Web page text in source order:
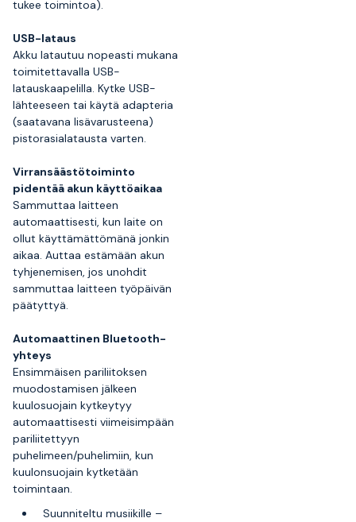
tukee toimintoa).
USB-lataus
Akku latautuu nopeasti mukana
toimitettavalla USB-
latauskaapelilla. Kytke USB-
lähteeseen tai käytä adapteria
(saatavana lisävarusteena)
pistorasialatausta varten.
Virransäästötoiminto
pidentää akun käyttöaikaa
Sammuttaa laitteen
automaattisesti, kun laite on
ollut käyttämättömänä jonkin
aikaa. Auttaa estämään akun
tyhjenemisen, jos unohdit
sammuttaa laitteen työpäivän
päätyttyä.
Automaattinen Bluetooth-
yhteys
Ensimmäisen pariliitoksen
muodostamisen jälkeen
kuulosuojain kytkeytyy
automaattisesti viimeisimpään
pariliitettyyn
puhelimeen/puhelimiin, kun
kuulonsuojain kytketään
toimintaan.
Suunniteltu musiikille –